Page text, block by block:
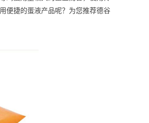
便捷的蛋液产品呢？ 为您推荐德谷